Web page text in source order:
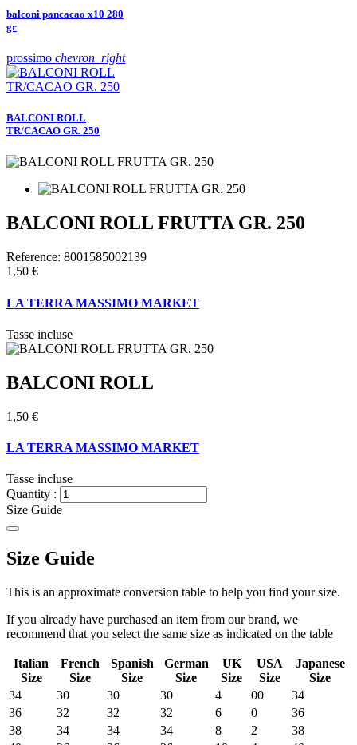
balconi pancacao x10 280
gr
prossimo chevron_right
BALCONI ROLL
TR/CACAO GR. 250
BALCONI ROLL FRUTTA GR. 250
Reference: 8001585002139
1,50 €
LA TERRA MASSIMO MARKET
Tasse incluse
BALCONI ROLL
1,50 €
LA TERRA MASSIMO MARKET
Tasse incluse
Quantity :
Size Guide
Size Guide
This is an approximate conversion table to help you find your size.
If you already have purchased an item from our brand, we
recommend that you select the same size as indicated on the table
Italian
Size
French
Size
Spanish
Size
German
Size
UK
Size
USA
Size
Japanese
Size
34
30 30 30 4 00
34
36
32 32 32 6 0
36
38
34 34 34 8 2
38